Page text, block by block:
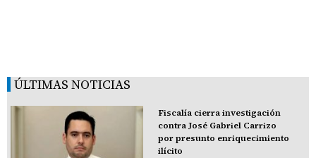
ÚLTIMAS NOTICIAS
Fiscalía cierra investigación
contra José Gabriel Carrizo
por presunto enriquecimiento
ilícito